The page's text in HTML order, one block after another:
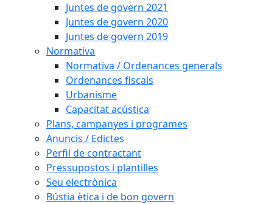
Juntes de govern 2021
Juntes de govern 2020
Juntes de govern 2019
Normativa
Normativa / Ordenances generals
Ordenances fiscals
Urbanisme
Capacitat acústica
Plans, campanyes i programes
Anuncis / Edictes
Perfil de contractant
Pressupostos i plantilles
Seu electrònica
Bústia ètica i de bon govern